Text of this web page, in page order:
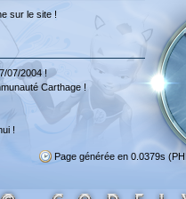
sur le site !
07/2004 !
Carthage !
!
Page générée en 0.0379s